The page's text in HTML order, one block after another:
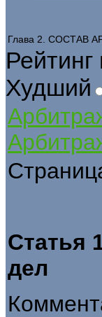
Глава 2. СОСТАВ
Рейтинг
Худший
Статья
дел